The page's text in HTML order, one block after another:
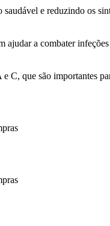
e reduzindo os
ajudar a combater
C, que são importantes